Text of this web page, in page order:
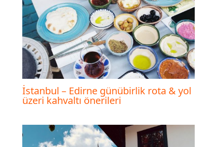
İstanbul – Edirne günübirlik rota & yol
üzeri kahvaltı önerileri